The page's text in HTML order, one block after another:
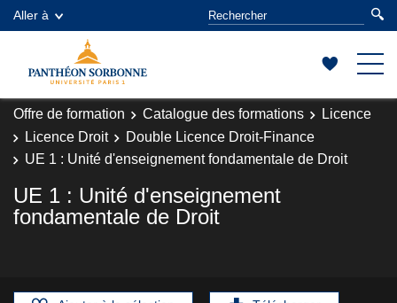
Aller à
Offre de formation Catalogue des formations
Licence
Licence Droit
Double Licence Droit-Finance
UE 1 : Unité d'enseignement fondamentale de Droit
UE 1 : Unité d'enseignement
fondamentale de Droit